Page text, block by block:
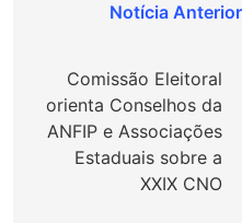
Navegação
Post
Comissão Eleitoral
orienta Conselhos da
ANFIP e Associações
Estaduais sobre a
XXIX CNO